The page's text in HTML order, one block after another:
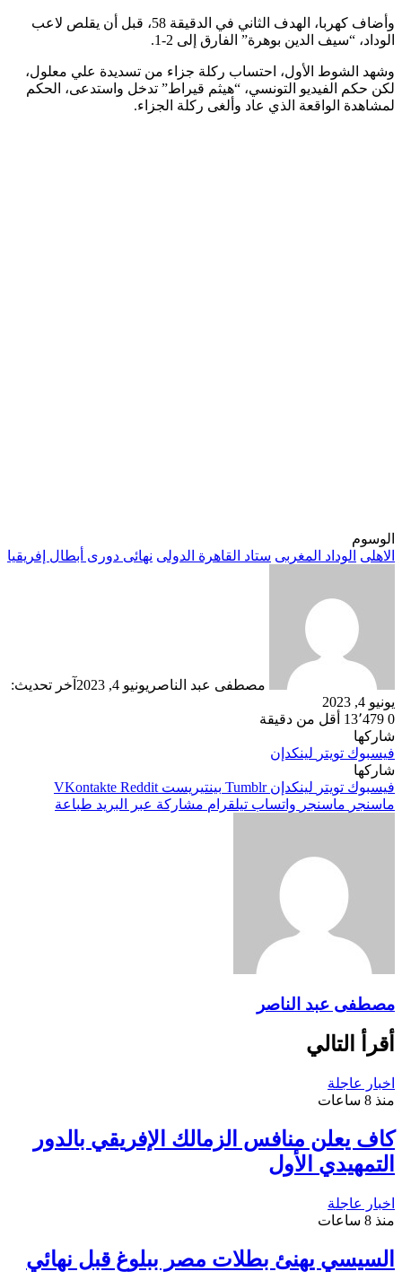
وأضاف كهربا، الهدف الثاني في الدقيقة 58، قبل أن يقلص لاعب
الوداد، “سيف الدين بوهرة” الفارق إلى 2-1.
وشهد الشوط الأول، احتساب ركلة جزاء من تسديدة علي معلول،
لكن حكم الفيديو التونسي، “هيثم قيراط” تدخل واستدعى، الحكم
لمشاهدة الواقعة الذي عاد وألغى ركلة الجزاء.
الوسوم
الاهلى الوداد المغربى ستاد القاهرة الدولى نهائى دورى أبطال إفريقيا
مصطفى عبد الناصر يونيو 4, 2023
آخر تحديث:
يونيو 4, 2023
0
أقل من دقيقة
شاركها
فيسبوك تويتر لينكدإن
شاركها
فيسبوك تويتر لينكدإن بينتيريست
ماسنجر ماسنجر واتساب تيلقرام مشاركة عبر البريد طباعة
مصطفى عبد الناصر
أقرأ التالي
اخبار عاجلة
منذ 8 ساعات
كاف يعلن منافس الزمالك الإفريقي بالدور
التمهيدي الأول
اخبار عاجلة
منذ 8 ساعات
السيسي يهنئ بطلات مصر ببلوغ قبل نهائي